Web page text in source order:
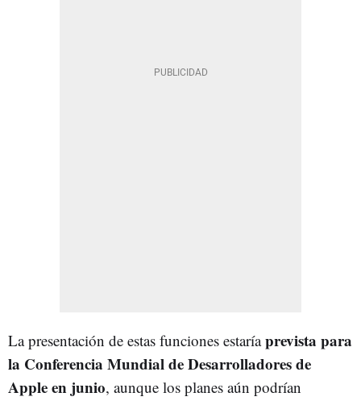
La presentación de estas funciones estaríaprevista para
la Conferencia Mundial de Desarrolladores de
Apple en junio, aunque los planes aún podrían